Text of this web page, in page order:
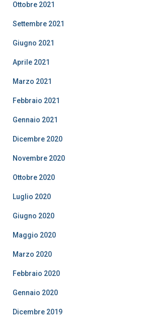
Ottobre 2021
Settembre 2021
Giugno 2021
Aprile 2021
Marzo 2021
Febbraio 2021
Gennaio 2021
Dicembre 2020
Novembre 2020
Ottobre 2020
Luglio 2020
Giugno 2020
Maggio 2020
Marzo 2020
Febbraio 2020
Gennaio 2020
Dicembre 2019